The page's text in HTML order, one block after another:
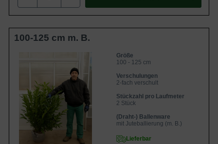
Blüten- und Fruchtbildung bei Prunus laurocerasus
'Herbergii'
laurocerasus 'Herbergii'
Der ideale Standort
Pflegeempfehlungen für Kirschlorbeer 'Herbergii'
Pflanzzeit
Rückschnitt
Bewässerung
Düngung
Krankheiten des Prunus laurocerasus 'Herbergii'
Schrotschuss
Echter und Falscher Mehltau
Trockenschäden durch Frost
Häufige Fragen zu Prunus laurocerasus 'Herbergii' /
Kirschlorbeer 'Herbergii'
Wie hoch und breit wird Prunus laurocerasus
100-125 cm m. B.
Größe
100 - 125 cm
Verschulungen
2-fach verschult
Stückzahl pro Laufmeter
2 Stück
(Draht-) Ballenware
mit Juteballierung (m. B.)
Lieferbar